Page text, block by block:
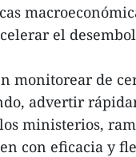
el
monitorear de
advertir
ministerios,
con eficacia y